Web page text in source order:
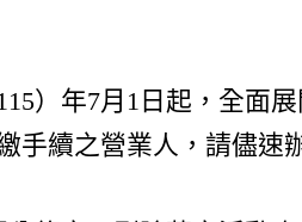
）年7月1日起，全面
續之營業人，請儘速